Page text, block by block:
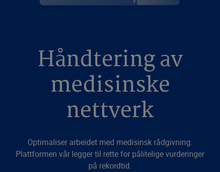
Håndtering av
medisinske
nettverk
Optimaliser arbeidet med medisinsk rådgivning.
Plattformen vår legger til rette for pålitelige vurderinger
på rekordtid.